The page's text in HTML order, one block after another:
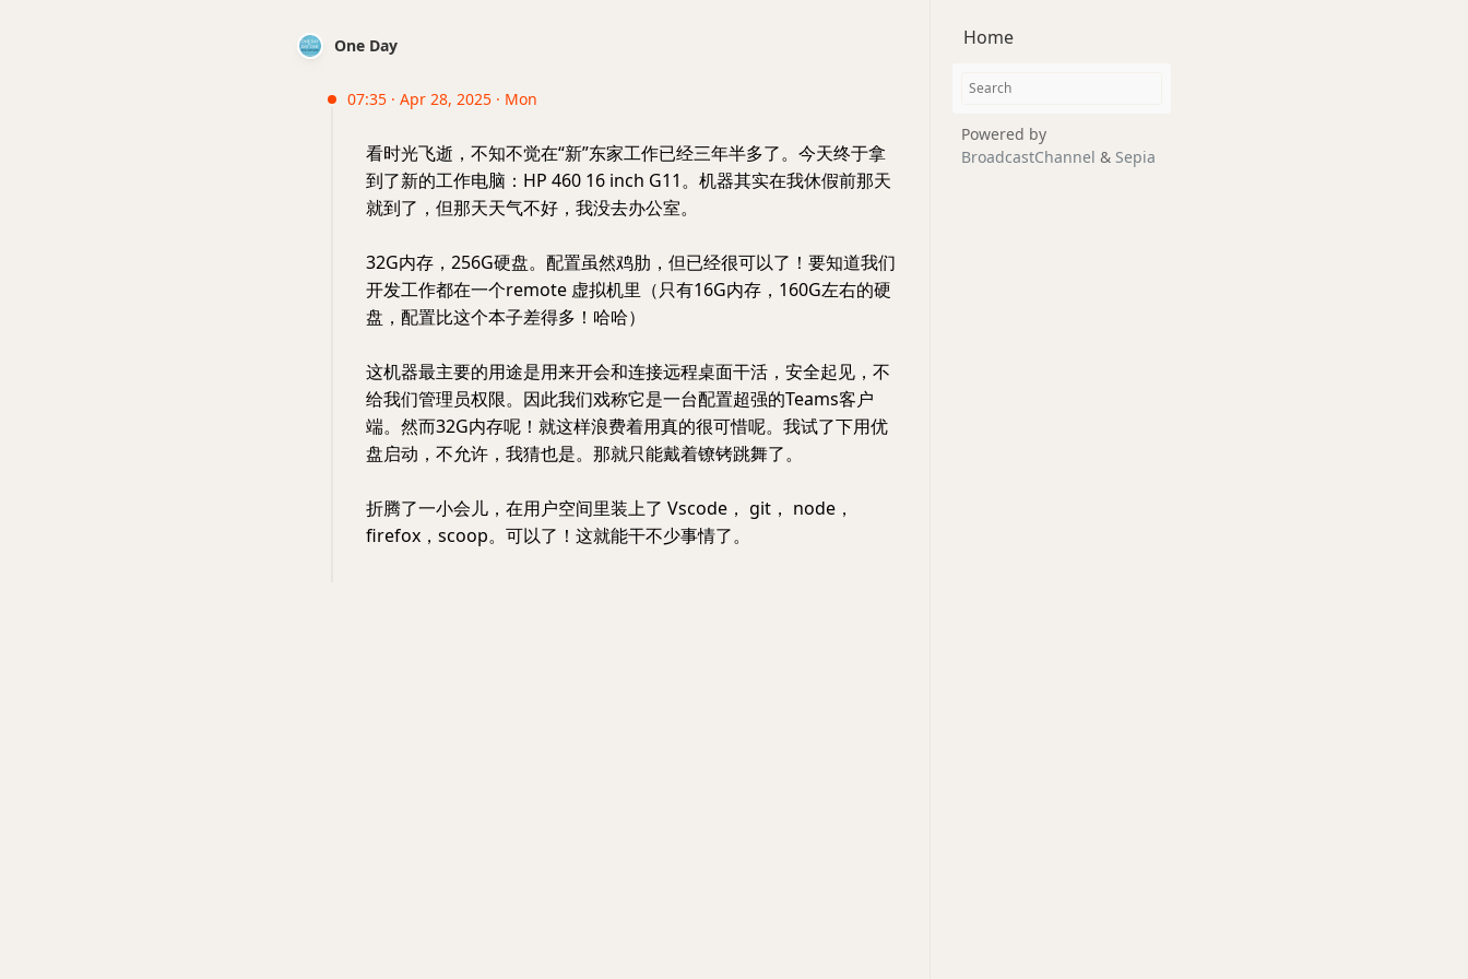
One Day
07:35 · Apr 28, 2025 · Mon
看时光飞逝，不知不觉在“新”东家工作已经三年半多了。今天终于拿
到了新的工作电脑：HP 460 16 inch G11。机器其实在我休假前那天
就到了，但那天天气不好，我没去办公室。
32G内存，256G硬盘。配置虽然鸡肋，但已经很可以了！要知道我们
开发工作都在一个remote 虚拟机里（只有16G内存，160G左右的硬
盘，配置比这个本子差得多！哈哈）
这机器最主要的用途是用来开会和连接远程桌面干活，安全起见，不
给我们管理员权限。因此我们戏称它是一台配置超强的Teams客户
端。然而32G内存呢！就这样浪费着用真的很可惜呢。我试了下用优
盘启动，不允许，我猜也是。那就只能戴着镣铐跳舞了。
折腾了一小会儿，在用户空间里装上了 Vscode， git， node，
firefox，scoop。可以了！这就能干不少事情了。
Home
Powered by
BroadcastChannel & Sepia